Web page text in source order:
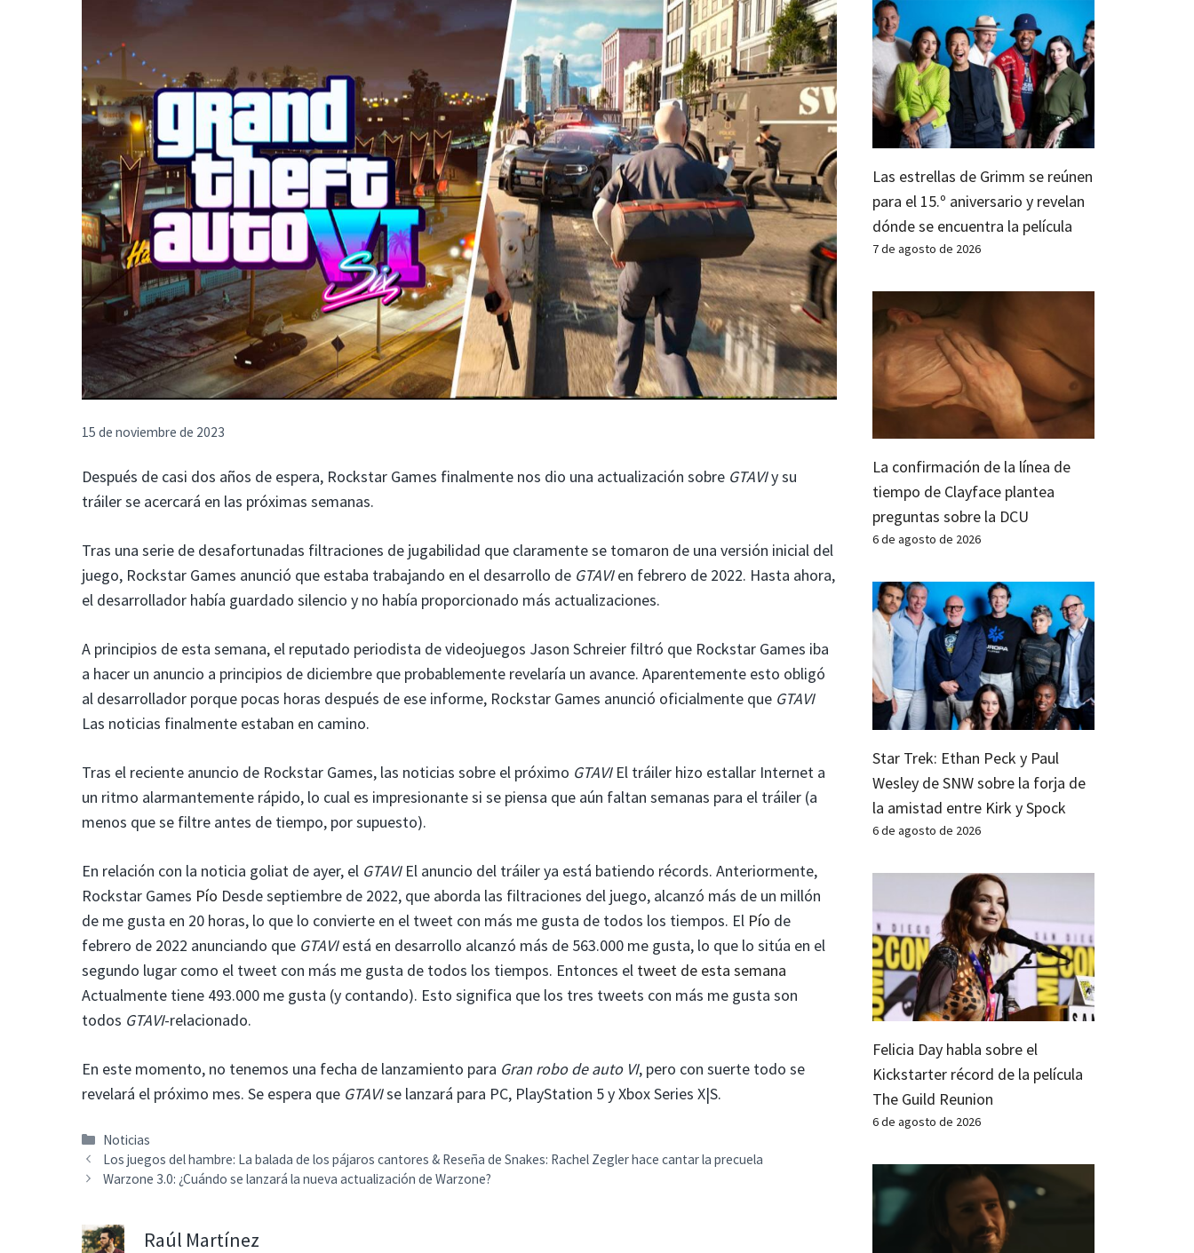
15 de noviembre de 2023
Después de casi dos años de espera, Rockstar Games finalmente nos dio una actualización sobre GTAVIy su
tráiler se acercará en las próximas semanas.
Tras una serie de desafortunadas filtraciones de jugabilidad que claramente se tomaron de una versión inicial del
juego, Rockstar Games anunció que estaba trabajando en el desarrollo de GTAVIen febrero de 2022. Hasta ahora,
el desarrollador había guardado silencio y no había proporcionado más actualizaciones.
A principios de esta semana, el reputado periodista de videojuegos Jason Schreier filtró que Rockstar Games iba
a hacer un anuncio a principios de diciembre que probablemente revelaría un avance. Aparentemente esto obligó
al desarrollador porque pocas horas después de ese informe, Rockstar Games anunció oficialmente que GTAVI
Las noticias finalmente estaban en camino.
Tras el reciente anuncio de Rockstar Games, las noticias sobre el próximo GTAVIEl tráiler hizo estallar Internet a
un ritmo alarmantemente rápido, lo cual es impresionante si se piensa que aún faltan semanas para el tráiler (a
menos que se filtre antes de tiempo, por supuesto).
En relación con la noticia goliat de ayer, el GTAVIEl anuncio del tráiler ya está batiendo récords. Anteriormente,
Rockstar Games Pío Desde septiembre de 2022, que aborda las filtraciones del juego, alcanzó más de un millón
de me gusta en 20 horas, lo que lo convierte en el tweet con más me gusta de todos los tiempos. El Pío de
febrero de 2022 anunciando que GTAVIestá en desarrollo alcanzó más de 563.000 me gusta, lo que lo sitúa en el
segundo lugar como el tweet con más me gusta de todos los tiempos. Entonces el tweet de esta semana
Actualmente tiene 493.000 me gusta (y contando). Esto significa que los tres tweets con más me gusta son
todos GTAVI-relacionado.
En este momento, no tenemos una fecha de lanzamiento para Gran robo de auto VI, pero con suerte todo se
revelará el próximo mes. Se espera que GTAVIse lanzará para PC, PlayStation 5 y Xbox Series X|S.
Categorías
Noticias
Los juegos del hambre: La balada de los pájaros cantores & Reseña de Snakes: Rachel Zegler hace cantar la precuela
Warzone 3.0: ¿Cuándo se lanzará la nueva actualización de Warzone?
Raúl Martínez
Las estrellas de Grimm se reúnen
para el 15.º aniversario y revelan
dónde se encuentra la película
7 de agosto de 2026
La confirmación de la línea de
tiempo de Clayface plantea
preguntas sobre la DCU
6 de agosto de 2026
Star Trek: Ethan Peck y Paul
Wesley de SNW sobre la forja de
la amistad entre Kirk y Spock
6 de agosto de 2026
Felicia Day habla sobre el
Kickstarter récord de la película
The Guild Reunion
6 de agosto de 2026